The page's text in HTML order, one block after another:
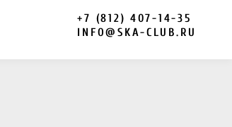
+7 (812) 407-14-35
INFO@SKA-CLUB.RU